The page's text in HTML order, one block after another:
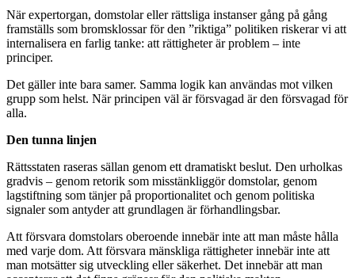
När expertorgan, domstolar eller rättsliga instanser gång på gång
framställs som bromsklossar för den ”riktiga” politiken riskerar vi att
internalisera en farlig tanke: att rättigheter är problem – inte
principer.
Det gäller inte bara samer. Samma logik kan användas mot vilken
grupp som helst. När principen väl är försvagad är den försvagad för
alla.
Den tunna linjen
Rättsstaten raseras sällan genom ett dramatiskt beslut. Den urholkas
gradvis – genom retorik som misstänkliggör domstolar, genom
lagstiftning som tänjer på proportionalitet och genom politiska
signaler som antyder att grundlagen är förhandlingsbar.
Att försvara domstolars oberoende innebär inte att man måste hålla
med varje dom. Att försvara mänskliga rättigheter innebär inte att
man motsätter sig utveckling eller säkerhet. Det innebär att man